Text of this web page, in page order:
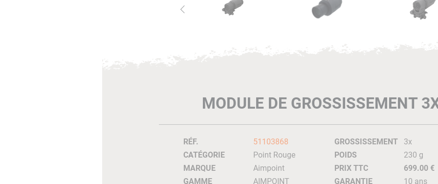
MODULE DE GROSSISSEMENT
RÉF.
51103868
CATÉGORIE
Point Rouge
MARQUE
Aimpoint
GAMME
AIMPOINT
GROSSISSEMENT
3x
POIDS
230 g
PRIX TTC
699.00 €
GARANTIE
10 ans